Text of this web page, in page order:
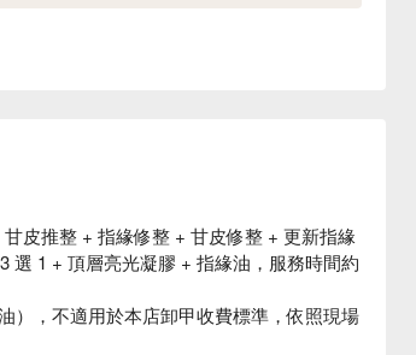
皮推整 + 指緣修整 + 甘皮修整 + 更新指緣
選 1 + 頂層亮光凝膠 + 指緣油，服務時間約
），不適用於本店卸甲收費標準，依照現場